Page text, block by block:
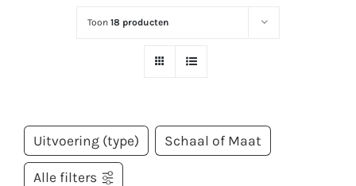
Toon18 producten
Uitvoering (type) Schaal of Maat
Alle filters